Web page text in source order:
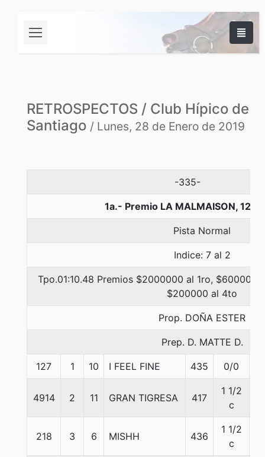
RETROSPECTOS / Club Hípico de
Santiago / Lunes, 28 de Enero de 2019
-335-
1a.- Premio LA MALMAISON,
Pista Normal
Indice: 7 al 2
Tpo.01:10.48 Premios $2000000 al 1ro, $600000
$200000 al 4to
Prop. DOÑA ESTER
Prep. D. MATTE D.
127 1 10 I FEEL FINE 435 0/0
4914 2 11 GRAN TIGRESA 417
1 1/2
c
218 3 6 MISHH 436
1 1/2
c